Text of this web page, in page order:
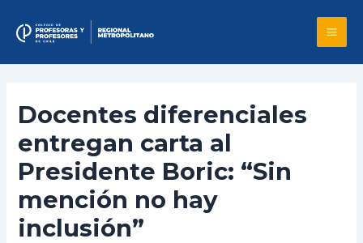
content
Docentes diferenciales
entregan carta al
Presidente Boric: “Sin
mención no hay
inclusión”